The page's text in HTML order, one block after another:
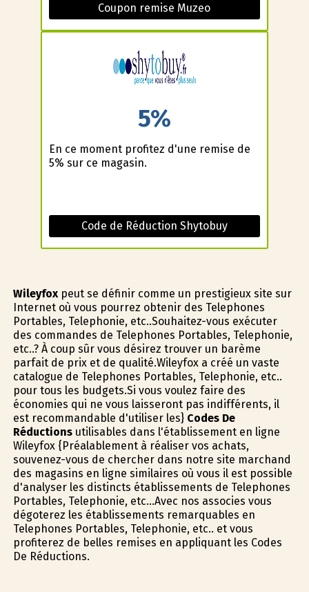
Coupon remise Muzeo
5%
En ce moment profitez d'une remise de
5% sur ce magasin.
Code de Réduction Shytobuy
Wileyfoxpeut se définir comme un prestigieux site sur
Internet où vous pourrez obtenir des Telephones
Portables, Telephonie, etc..Souhaitez-vous exécuter
des commandes de Telephones Portables, Telephonie,
etc..? À coup sûr vous désirez trouver un barème
parfait de prix et de qualité.Wileyfox a créé un vaste
catalogue de Telephones Portables, Telephonie, etc..
pour tous les budgets.Si vous voulez faire des
économies qui ne vous laisseront pas indifférents, il
est recommandable d'utiliser les} Codes De
Réductionsutilisables dans l'établissement en ligne
Wileyfox {Préalablement à réaliser vos achats,
souvenez-vous de chercher dans notre site marchand
des magasins en ligne similaires où vous il est possible
d'analyser les distincts établissements de Telephones
Portables, Telephonie, etc...Avec nos associes vous
dégoterez les établissements remarquables en
Telephones Portables, Telephonie, etc.. et vous
profiterez de belles remises en appliquant les Codes
De Réductions.